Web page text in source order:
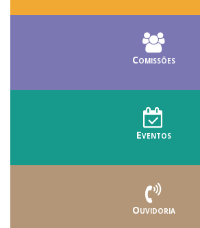
Comissões
Eventos
Ouvidoria